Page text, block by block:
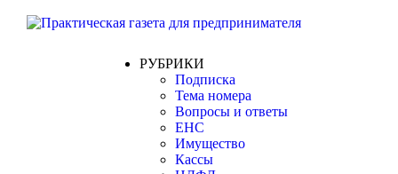
РУБРИКИ
Подписка
Тема номера
Вопросы и ответы
ЕНС
Имущество
Кассы